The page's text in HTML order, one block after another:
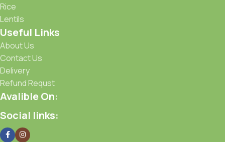
Rice
Lentils
Useful Links
About Us
Contact Us
Delivery
Refund Requst
Avalible On:
Social links: